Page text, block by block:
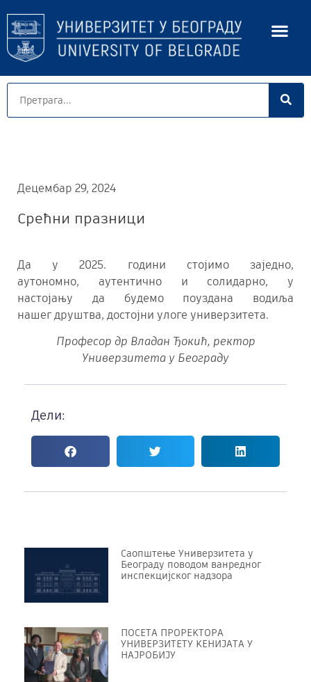
Децембар 29, 2024
Срећни празници
Да у 2025. години стојимо заједно,
аутономно, аутентично и солидарно, у
настојању да будемо поуздана водиља
нашег друштва, достојни улоге универзитета.
Професор др Владан Ђокић, ректор
Универзитета у Београду
Дели:
Саопштење Универзитета у
Београду поводом ванредног
инспекцијског надзора
ПОСЕТА ПРОРЕKТОРА
УНИВЕРЗИТЕТУ KЕНИЈАТА У
НАЈРОБИЈУ